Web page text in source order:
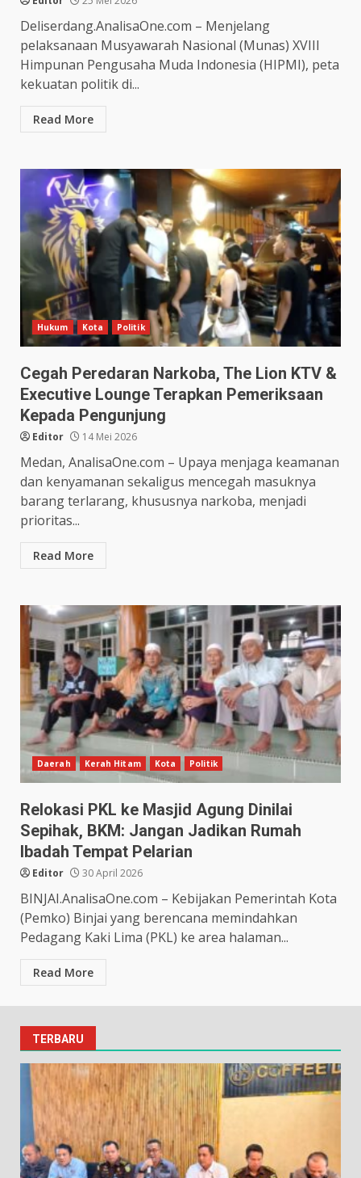
Deliserdang.AnalisaOne.com – Menjelang
pelaksanaan Musyawarah Nasional (Munas) XVIII
Himpunan Pengusaha Muda Indonesia (HIPMI), peta
kekuatan politik di...
Read More
Hukum Kota Politik
Cegah Peredaran Narkoba, The Lion KTV &
Executive Lounge Terapkan Pemeriksaan
Kepada Pengunjung
Editor 14 Mei 2026
Medan, AnalisaOne.com – Upaya menjaga keamanan
dan kenyamanan sekaligus mencegah masuknya
barang terlarang, khususnya narkoba, menjadi
prioritas...
Read More
Daerah Kerah Hitam Kota Politik
Relokasi PKL ke Masjid Agung Dinilai
Sepihak, BKM: Jangan Jadikan Rumah
Ibadah Tempat Pelarian
Editor 30 April 2026
BINJAI.AnalisaOne.com – Kebijakan Pemerintah Kota
(Pemko) Binjai yang berencana memindahkan
Pedagang Kaki Lima (PKL) ke area halaman...
Read More
TERBARU